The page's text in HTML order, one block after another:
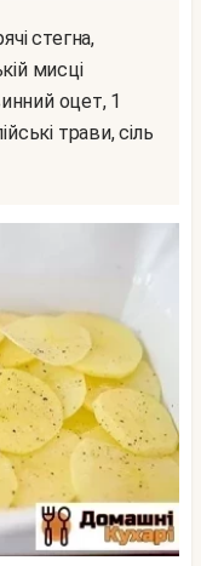
мисці
оцет, 1
трави, сіль